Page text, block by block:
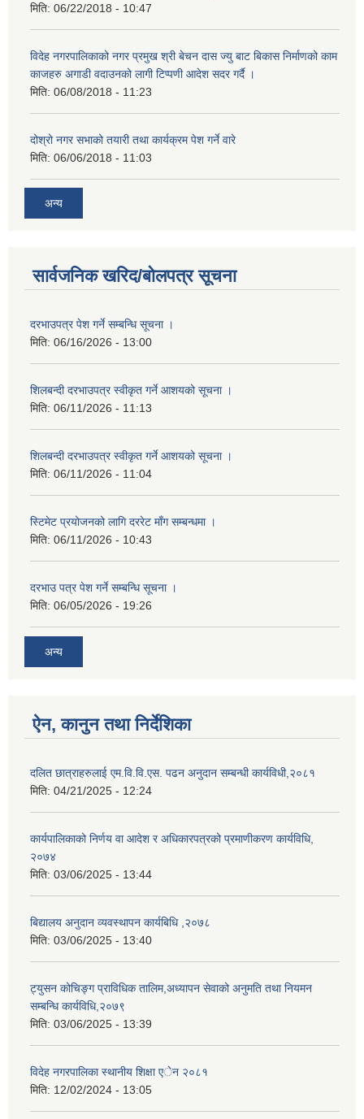
मिति: 06/22/2018 - 10:47
विदेह नगरपालिकाको नगर प्रमुख श्री बेचन दास ज्यु बाट बिकास निर्माणको काम
काजहरु अगाडी वदाउनको लागी टिप्पणी आदेश सदर गर्दै ।
मिति: 06/08/2018 - 11:23
दोश्रो नगर सभाको तयारी तथा कार्यक्रम पेश गर्ने वारे
मिति: 06/06/2018 - 11:03
अन्य
सार्वजनिक खरिद/बोलपत्र सूचना
दरभाउपत्र पेश गर्ने सम्बन्धि सूचना ।
मिति: 06/16/2026 - 13:00
शिलबन्दी दरभाउपत्र स्वीकृत गर्ने आशयको सूचना ।
मिति: 06/11/2026 - 11:13
शिलबन्दी दरभाउपत्र स्वीकृत गर्ने आशयको सूचना ।
मिति: 06/11/2026 - 11:04
स्टिमेट प्रयोजनको लागि दररेट माँग सम्बन्धमा ।
मिति: 06/11/2026 - 10:43
दरभाउ पत्र पेश गर्ने सम्बन्धि सूचना ।
मिति: 06/05/2026 - 19:26
अन्य
ऐन, कानुन तथा निर्देशिका
दलित छात्राहरुलाई एम.वि.वि.एस. पढन अनुदान सम्बन्धी कार्यविधी,२०८१
मिति: 04/21/2025 - 12:24
कार्यपालिकाको निर्णय वा आदेश र अधिकारपत्रको प्रमाणीकरण कार्यविधि,
२०७४
मिति: 03/06/2025 - 13:44
बिद्यालय अनुदान व्यवस्थापन कार्यबिधि ,२०७८
मिति: 03/06/2025 - 13:40
ट्युसन कोचिङ्ग प्राविधिक तालिम,अध्यापन सेवाको अनुमति तथा नियमन
सम्बन्धि कार्यविधि,२०७९
मिति: 03/06/2025 - 13:39
विदेह नगरपालिका स्थानीय शिक्षा एेन २०८१
मिति: 12/02/2024 - 13:05